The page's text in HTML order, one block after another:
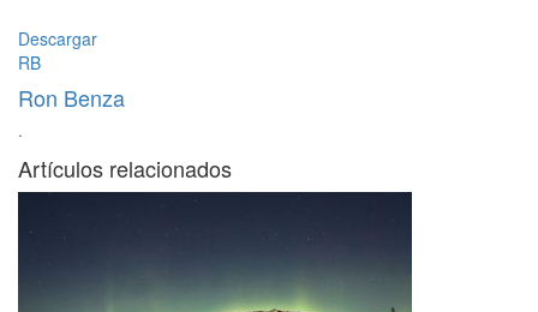
Descargar
RB
Ron Benza
·
Artículos relacionados